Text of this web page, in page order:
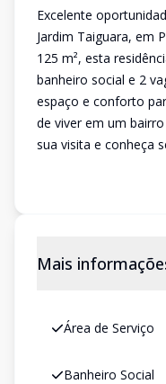
Excelente
Jardim Taiguara, em
125 m², esta
banheiro social e 2
espaço e conforto
de viver em um
sua visita e conheça
Mais
Área de Serviço
Banheiro Social